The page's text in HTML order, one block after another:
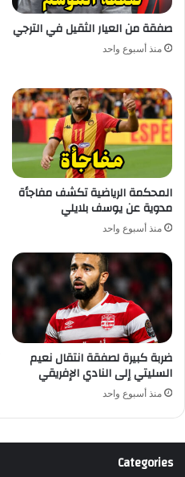
صفقة من العيار الثقيل في الترجي
منذ أسبوع واحد
المحكمة الرياضية تكشف مفاجأة
مدوية عن يوسف بلايلي
منذ أسبوع واحد
ضربة كبيرة لصفقة انتقال نعيم
السليتي إلى النادي الإفريقي
منذ أسبوع واحد
Categories